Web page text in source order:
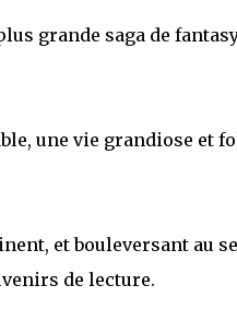
grande saga de
une vie grandiose et
et bouleversant au
de lecture.